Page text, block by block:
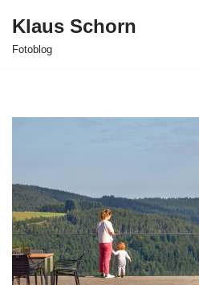
Zum
Klaus Schorn
Fotoblog